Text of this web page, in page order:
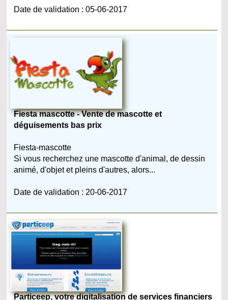
Date de validation : 05-06-2017
Fiesta mascotte - Vente de mascotte et
déguisements bas prix
Fiesta-mascotte
Si vous recherchez une mascotte d'animal, de dessin
animé, d'objet et pleins d'autres, alors...
Date de validation : 20-06-2017
Particeep, votre digitalisation de services financiers